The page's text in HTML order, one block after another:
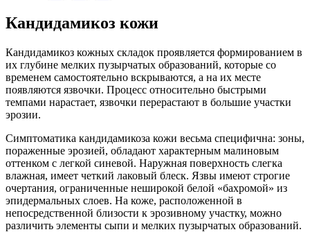
Кандидамикоз кожи
Кандидамикоз кожных складок проявляется формированием в
их глубине мелких пузырчатых образований, которые со
временем самостоятельно вскрываются, а на их месте
появляются язвочки. Процесс относительно быстрыми
темпами нарастает, язвочки перерастают в большие участки
эрозии.
Симптоматика кандидамикоза кожи весьма специфична: зоны,
пораженные эрозией, обладают характерным малиновым
оттенком с легкой синевой. Наружная поверхность слегка
влажная, имеет четкий лаковый блеск. Язвы имеют строгие
очертания, ограниченные неширокой белой «бахромой» из
эпидермальных слоев. На коже, расположенной в
непосредственной близости к эрозивному участку, можно
различить элементы сыпи и мелких пузырчатых образований.